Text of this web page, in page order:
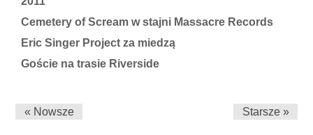
Cemetery of Scream w stajni Massacre Records
Eric Singer Project za miedzą
Goście na trasie Riverside
« Nowsze Starsze »